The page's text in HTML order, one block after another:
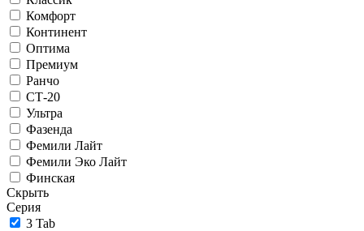
Комфорт
Континент
Оптима
Премиум
Ранчо
СТ-20
Ультра
Фазенда
Фемили Лайт
Фемили Эко Лайт
Финская
Скрыть
Серия
3 Tab